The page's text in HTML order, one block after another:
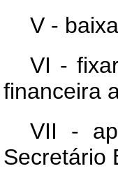
V -
VI -
financeira
VII -
Secretário